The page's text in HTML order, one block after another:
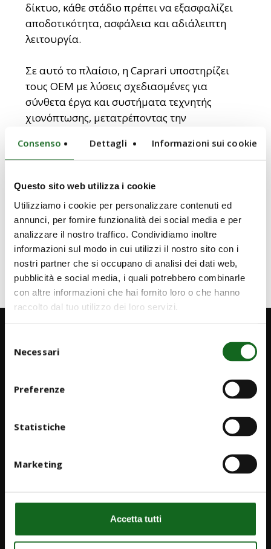
Consenso Dettagli Informazioni sui cookie
Questo sito web utilizza i cookie
Utilizziamo i cookie per personalizzare contenuti ed
annunci, per fornire funzionalità dei social media e per
analizzare il nostro traffico. Condividiamo inoltre
informazioni sul modo in cui utilizzi il nostro sito con i
nostri partner che si occupano di analisi dei dati web,
pubblicità e social media, i quali potrebbero combinarle
con altre informazioni che hai fornito loro o che hanno
raccolto dal tuo utilizzo dei loro servizi.
delNecessari
Preferenze
Statistiche
Marketing
Accetta tutti
δίκτυο, κάθε στάδιο πρέπει να εξασφαλίζει
αποδοτικότητα, ασφάλεια και αδιάλειπτη
λειτουργία.
Σε αυτό το πλαίσιο, η Caprari υποστηρίζει
τους OEM με λύσεις σχεδιασμένες για
σύνθετα έργα και συστήματα τεχνητής
χιονόπτωσης, μετατρέποντας την
επιχειρησιακό σύμμαχο.
ΚΑΤΕΒΑΣΤΕ ΤΟ WHITE PAPER ΚΑΙ
ΟΛΥΜΠΙΑΚΕΣ ΥΠΟΔΟΜΕΣ.